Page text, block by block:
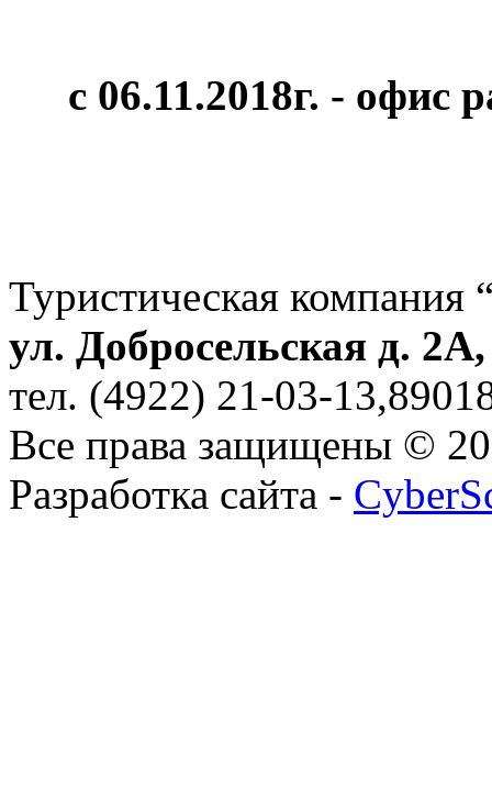
с 06.11.2018г. - офис
Туристическая компания
ул. Добросельская д.
тел. (4922) 21-03-
Все права защищены ©
Разработка сайта -